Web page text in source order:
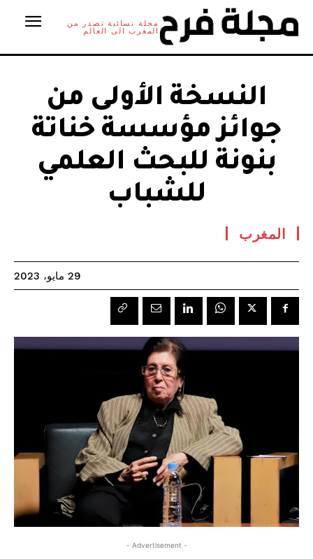
مجلة نسائية تصدر من
المغرب الى العالم
النسخة الأولى من
جوائز مؤسسة خناتة
بنونة للبحث العلمي
للشباب
المغرب
29 مايو، 2023
- Advertisement -